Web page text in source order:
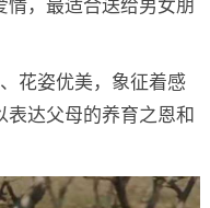
，最适合送给男女朋
花姿优美，象征着感
达父母的养育之恩和